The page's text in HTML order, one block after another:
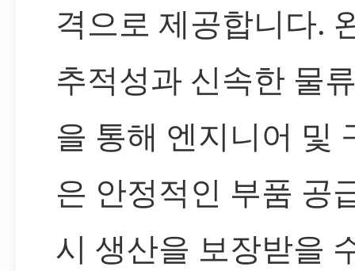
격으로 제공합니다.
추적성과 신속한 물
을 통해 엔지니어 및
은 안정적인 부품 공
시 생산을 보장받을